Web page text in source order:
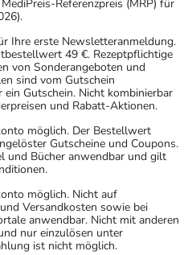
Referenzpreis (MRP) für
Ihre erste Newsletteranmeldung.
49 €. Rezeptpflichtige
von Sonderangeboten und
sind vom Gutschein
Gutschein. Nicht kombinierbar
und Rabatt-Aktionen.
möglich. Der Bestellwert
Gutscheine und Coupons.
und Bücher anwendbar und gilt
möglich. Nicht auf
Versandkosten sowie bei
anwendbar. Nicht mit anderen
nur einzulösen unter
ist nicht möglich.